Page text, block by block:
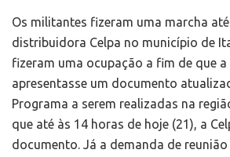
Os militantes fizeram uma marcha
distribuidora Celpa no município de
fizeram uma ocupação a fim de que a
apresentasse um documento
Programa a serem realizadas na
que até às 14 horas de hoje (21), a
documento. Já a demanda de